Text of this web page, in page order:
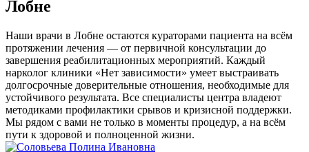
Лобне
Наши врачи в Лобне остаются кураторами пациента на всём
протяжении лечения — от первичной консультации до
завершения реабилитационных мероприятий. Каждый
нарколог клиники «Нет зависимости» умеет выстраивать
долгосрочные доверительные отношения, необходимые для
устойчивого результата. Все специалисты центра владеют
методиками профилактики срывов и кризисной поддержки.
Мы рядом с вами не только в моменты процедур, а на всём
пути к здоровой и полноценной жизни.